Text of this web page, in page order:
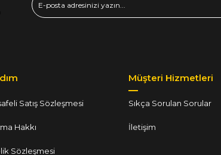
Satış Sözleşmesi
Hakkı
Sözleşmesi
Müşteri Hizmetleri
Sıkça Sorulan Sorular
İletişim